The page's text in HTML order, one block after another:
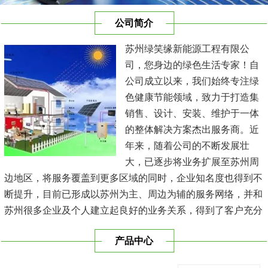
公司简介
苏州绿笑缘新能源工程有限公
司，您身边的绿色生活专家！自
公司成立以来，我们始终专注绿
色健康节能领域，致力于打造集
销售、设计、安装、维护于一体
的整体解决方案杰出服务商。近
年来，随着公司的不断发展壮
大，已逐步将业务扩展至苏州周
边地区，将服务覆盖到更多区域的同时，企业知名度也得到不
断提升，目前已形成以苏州为主、周边为辅的服务网络，并和
苏州很多企业及个人建立起良好的业务关系，得到了客户充分
与时俱进，树立良好的企业形象，以优质的服务、优质的技术
产品中心